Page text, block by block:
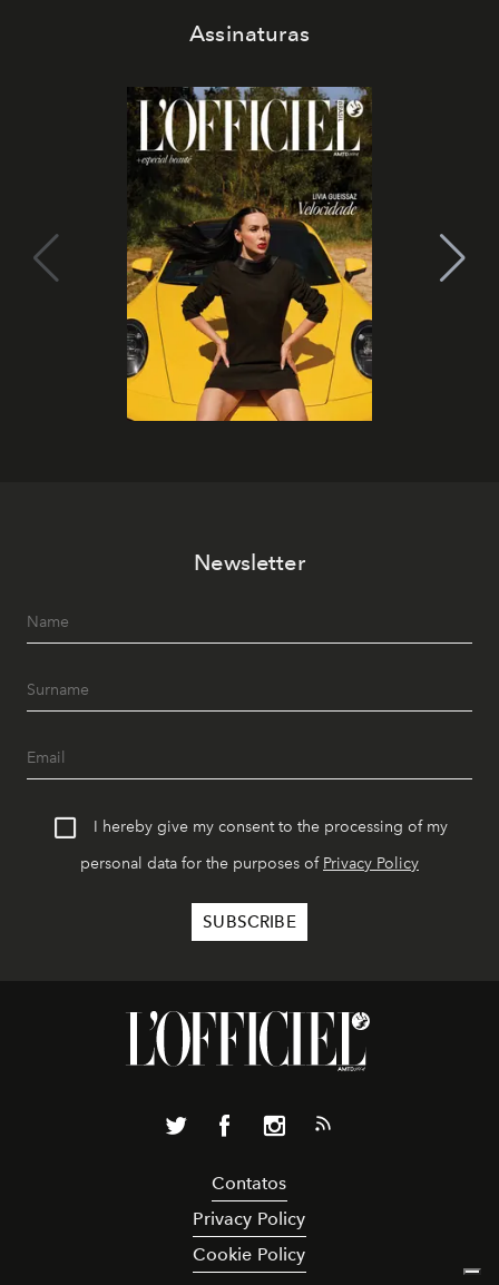
Assinaturas
Newsletter
I hereby give my consent to the processing of my
personal data for the purposes of Privacy Policy
Contatos
Privacy Policy
Cookie Policy